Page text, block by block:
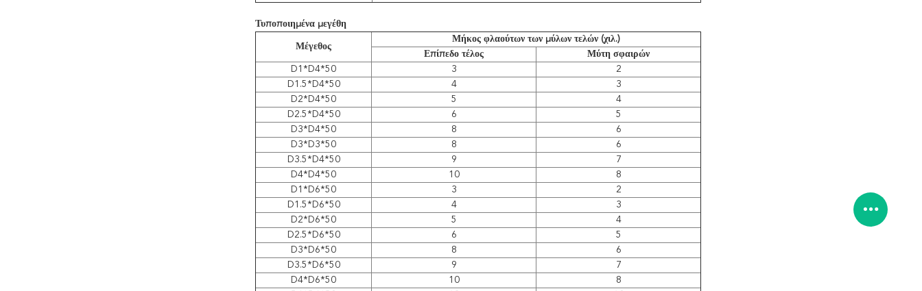
Τυποποιημένα μεγέθη
Μέγεθος
Μήκος φλαούτων των μύλων τελών (χιλ.)
Επίπεδο τέλος
Μύτη σφαιρών
D1*D4*50
3
2
D1.5*D4*50
4
3
D2*D4*50
5
4
D2.5*D4*50
6
5
D3*D4*50
8
6
D3*D3*50
8
6
D3.5*D4*50
9
7
D4*D4*50
10
8
D1*D6*50
3
2
D1.5*D6*50
4
3
D2*D6*50
5
4
D2.5*D6*50
6
5
D3*D6*50
8
6
D3.5*D6*50
9
7
D4*D6*50
10
8